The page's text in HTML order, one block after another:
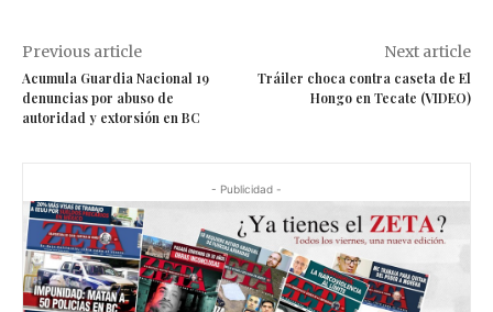
Previous article
Acumula Guardia Nacional 19
denuncias por abuso de
autoridad y extorsión en BC
Next article
Tráiler choca contra caseta de El
Hongo en Tecate (VIDEO)
- Publicidad -